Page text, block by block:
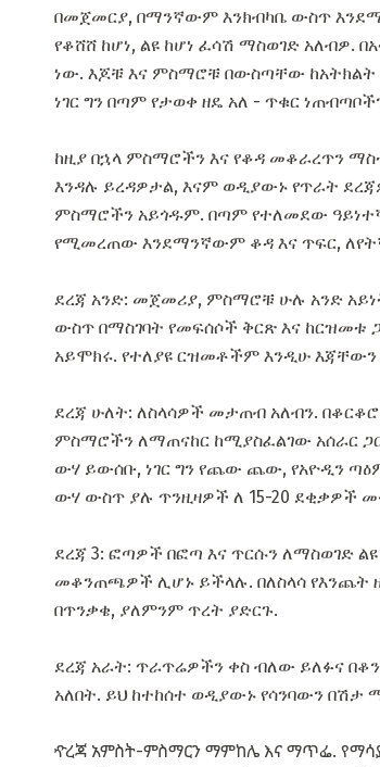
በመጀመርያ, በማንኛውም እንክብካቤ ውስጥ
የቆሸሸ ከሆነ, ልዩ ከሆነ ፈሳሽ ማስወገድ
ነው. እጆቹ እና ምስማሮቹ በውስጣቸው
ነገር ግን በጣም የታወቀ ዘዴ አለ - ጥቁር
ከዚያ በኋላ ምስማሮችን እና የቆዳ መቆራረጥን
እንዳሉ ይረዳዎታል, እናም ወዲያውኑ የጥራት
ምስማሮችን አይጎዱም. በጣም የተለመደው
የሚመረጠው እንደማንኛውም ቆዳ እና ጥፍር,
ደረጃ አንድ: መጀመሪያ, ምስማሮቹ ሁሉ አንድ
ውስጥ በማስገባት የመፍሰሶች ቅርጽ እና
አይሞክሩ. የተለያዩ ርዝመቶችም እንዲሁ
ደረጃ ሁለት: ለስላሳዎች መታጠብ አለብን.
ምስማሮችን ለማጠናከር ከሚያስፈልገው አሰራር
ውሃ ይውሰቡ, ነገር ግን የጨው ጨው, የአዮዲን
ውሃ ውስጥ ያሉ ጥንዚዛዎች ለ 15-20 ደቂቃዎች
ደረጃ 3: ፎጣዎች በፎጣ እና ጥርሱን ለማስወገድ
መቆንጠጫዎች ሊሆኑ ይችላሉ. በለስላሳ የእንጨት
በጥንቃቄ, ያለምንም ጥረት ያድርጉ.
ደረጃ አራት: ጥራጥሬዎችን ቀስ ብለው ይለፉና
አለበት. ይህ ከተከሰተ ወዲያውኑ የሳንባውን በሽታ
ዯረጃ አምስት-ምስማርን ማምከሌ እና ማጥፌ.